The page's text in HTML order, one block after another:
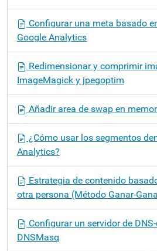
Configurar una meta basado
Google Analytics
Redimensionar y comprimir
ImageMagick y jpegoptim
Añadir area de swap en
¿Cómo usar los segmentos
Analytics?
Estrategia de contenido
otra persona (Método Ganar-
Configurar un servidor de
DNSMasq